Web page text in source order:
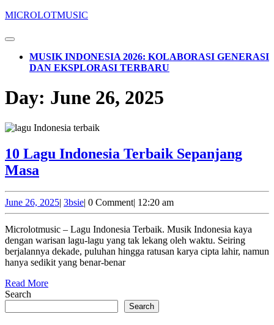
Skip
content
content
MICROLOTMUSIC
Open
ButtonMUSIK INDONESIA 2026: KOLABORASI GENERASI
DAN EKSPLORASI TERBARU
BUTTON
Day: June 26, 2025
10 Lagu Indonesia Terbaik Sepanjang
Masa
Indonesia
Terbaik
Sepanjang
Masa
June 26, 2025June
26,
2025
| 3bsie3bsie
| 0 Comment| 12:20 am
Microlotmusic – Lagu Indonesia Terbaik. Musik Indonesia kaya
dengan warisan lagu-lagu yang tak lekang oleh waktu. Seiring
berjalannya dekade, puluhan hingga ratusan karya cipta lahir, namun
hanya sedikit yang benar-benar
Read MoreRead
Search
Search